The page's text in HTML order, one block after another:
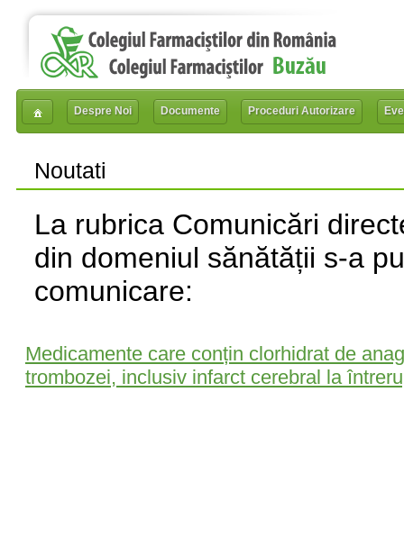
Despre Noi Documente Proceduri Autorizare
Noutati
La rubrica Comunicări
din domeniul sănătății s-a
comunicare:
Medicamente care conțin clorhidrat de
trombozei, inclusiv infarct cerebral la